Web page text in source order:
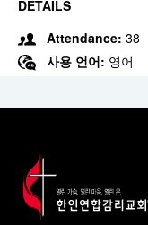
DETAILS
Attendance: 38
사용 언어: 영어